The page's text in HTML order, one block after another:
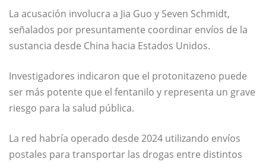
La acusación involucra a Jia Guo y Seven Schmidt,
señalados por presuntamente coordinar envíos de la
sustancia desde China hacia Estados Unidos.
Investigadores indicaron que el protonitazeno puede
ser más potente que el fentanilo y representa un grave
riesgo para la salud pública.
La red habría operado desde 2024 utilizando envíos
postales para transportar las drogas entre distintos